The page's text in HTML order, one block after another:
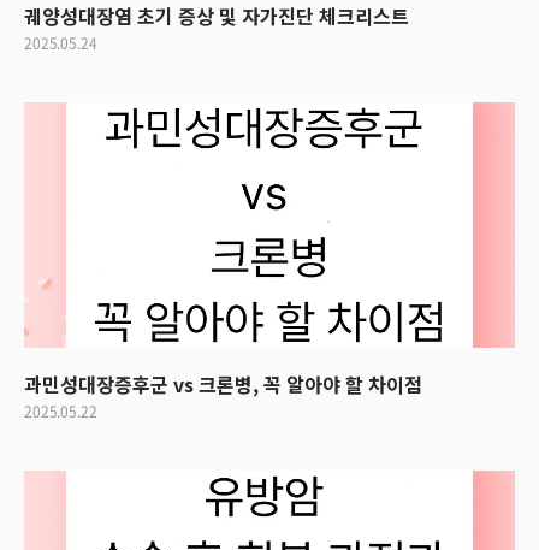
궤양성대장염 초기 증상 및 자가진단 체크리스트
2025.05.24
과민성대장증후군 vs 크론병, 꼭 알아야 할 차이점
2025.05.22